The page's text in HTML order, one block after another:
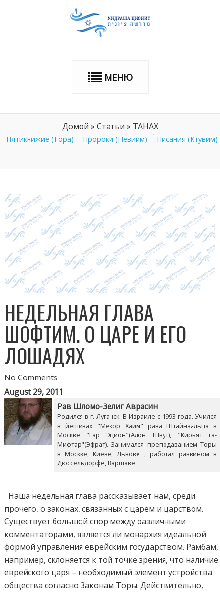
МЕНЮ
Домой » Статьи » ТАНАХ
Пятикнижие (Тора) Пророки (Невиим) Писания (Ктувим)
НЕДЕЛЬНАЯ ГЛАВА
ШОФТИМ. О ЦАРЕ И ЕГО
ЛОШАДЯХ
No Comments
August 29, 2011
Рав Шломо-Зелиг Аврасин
Родился в г. Луганск. В Израиле с 1993 года. Учился
в йешивах "Мекор Хаим" рава Штайнзальца в
Москве "Гар Эцион"(Алон Швут), "Кирьят га-
Мифтар"(Эфрат). Занимался преподаванием Торы
в Москве, Киеве, Львове , работал раввином в
Дюссельдорфе, Варшаве
Наша недельная глава рассказывает нам, среди
прочего, о законах, связанных с царём и царством.
Существует большой спор между различными
комментаторами, является ли монархия идеальной
формой управления еврейским государством. Рамбам,
например, склоняется к той точке зрения, что наличие
еврейского царя – необходимый элемент устройства
общества согласно Законам Торы. Действительно,